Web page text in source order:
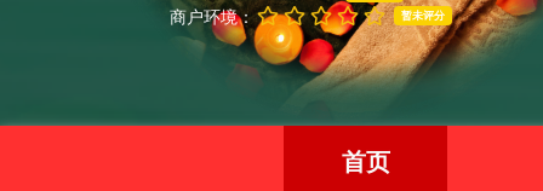
商户环境： 暂未评分
首页